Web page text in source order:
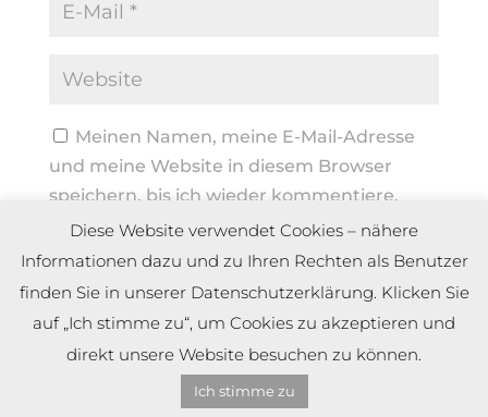
Meinen Namen, meine E-Mail-Adresse
und meine Website in diesem Browser
speichern, bis ich wieder kommentiere.
Copyright by Dennis Meier
Diese Website verwendet Cookies – nähere
Informationen dazu und zu Ihren Rechten als Benutzer
finden Sie in unserer Datenschutzerklärung. Klicken Sie
auf „Ich stimme zu“, um Cookies zu akzeptieren und
direkt unsere Website besuchen zu können.
Ich stimme zu